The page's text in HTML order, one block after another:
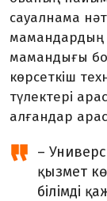
сауалнама
мамандардың
мамандығы
көрсеткіш
түлектері
алғандар
–
қызмет
білімді